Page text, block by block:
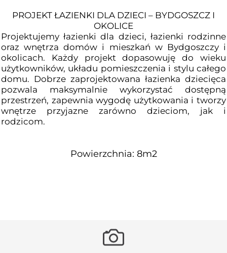
PROJEKT ŁAZIENKI DLA DZIECI – BYDGOSZCZ I
OKOLICE
Projektujemy łazienki dla dzieci, łazienki rodzinne
oraz wnętrza domów i mieszkań w Bydgoszczy i
okolicach. Każdy projekt dopasowuję do wieku
użytkowników, układu pomieszczenia i stylu całego
domu. Dobrze zaprojektowana łazienka dziecięca
pozwala maksymalnie wykorzystać dostępną
przestrzeń, zapewnia wygodę użytkowania i tworzy
wnętrze przyjazne zarówno dzieciom, jak i
rodzicom.
Powierzchnia: 8m2